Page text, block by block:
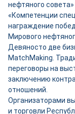
нефтяного
«Компетенции
награждение
Мирового
Девяносто две
MatchMaking.
переговоры на
заключению
отношений.
Организаторами
и торговли